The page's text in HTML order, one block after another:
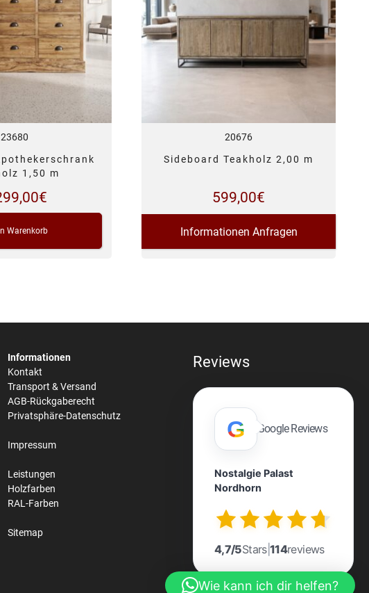
23680
1,50 m
€
Warenkorb
20676
Sideboard Teakholz 2,00 m
599,00€
Informationen Anfragen
Informationen
Kontakt
Transport & Versand
AGB-Rückgaberecht
Privatsphäre-Datenschutz
Impressum
Leistungen
Holzfarben
RAL-Farben
Sitemap
Reviews
G Google Reviews
Nostalgie Palast
Nordhorn
4,7/5Stars|114reviews
Wie kann ich dir helfen?